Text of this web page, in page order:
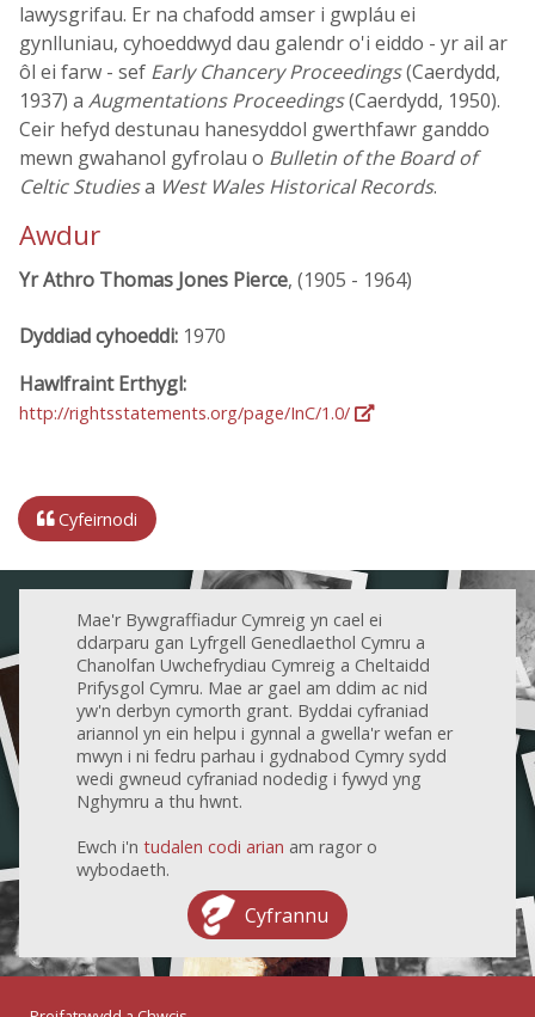
lawysgrifau. Er na chafodd amser i gwpláu ei
gynlluniau, cyhoeddwyd dau galendr o'i eiddo - yr ail ar
ôl ei farw - sef Early Chancery Proceedings(Caerdydd,
1937) a Augmentations Proceedings(Caerdydd, 1950).
Ceir hefyd destunau hanesyddol gwerthfawr ganddo
mewn gwahanol gyfrolau o Bulletin of the Board of
Celtic Studiesa West Wales Historical Records.
Awdur
Yr Athro Thomas Jones Pierce, (1905 - 1964)
Dyddiad cyhoeddi: 1970
Hawlfraint Erthygl:
http://rightsstatements.org/page/InC/1.0/
Cyfeirnodi
Mae'r Bywgraffiadur Cymreig yn cael ei
ddarparu gan Lyfrgell Genedlaethol Cymru a
Chanolfan Uwchefrydiau Cymreig a Cheltaidd
Prifysgol Cymru. Mae ar gael am ddim ac nid
yw'n derbyn cymorth grant. Byddai cyfraniad
ariannol yn ein helpu i gynnal a gwella'r wefan er
mwyn i ni fedru parhau i gydnabod Cymry sydd
wedi gwneud cyfraniad nodedig i fywyd yng
Nghymru a thu hwnt.
Ewch i'n tudalen codi arian am ragor o
wybodaeth.
Cyfrannu